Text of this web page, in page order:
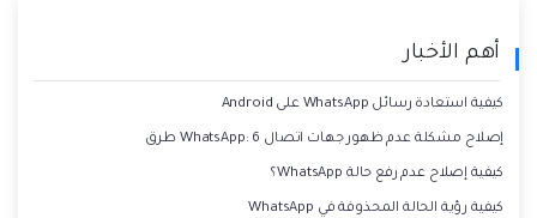
أهم الأخبار
كيفية استعادة رسائل WhatsApp على Android
إصلاح مشكلة عدم ظهور جهات اتصال WhatsApp: 6 طرق
كيفية إصلاح عدم رفع حالة WhatsApp؟
كيفية رؤية الحالة المحذوفة في WhatsApp